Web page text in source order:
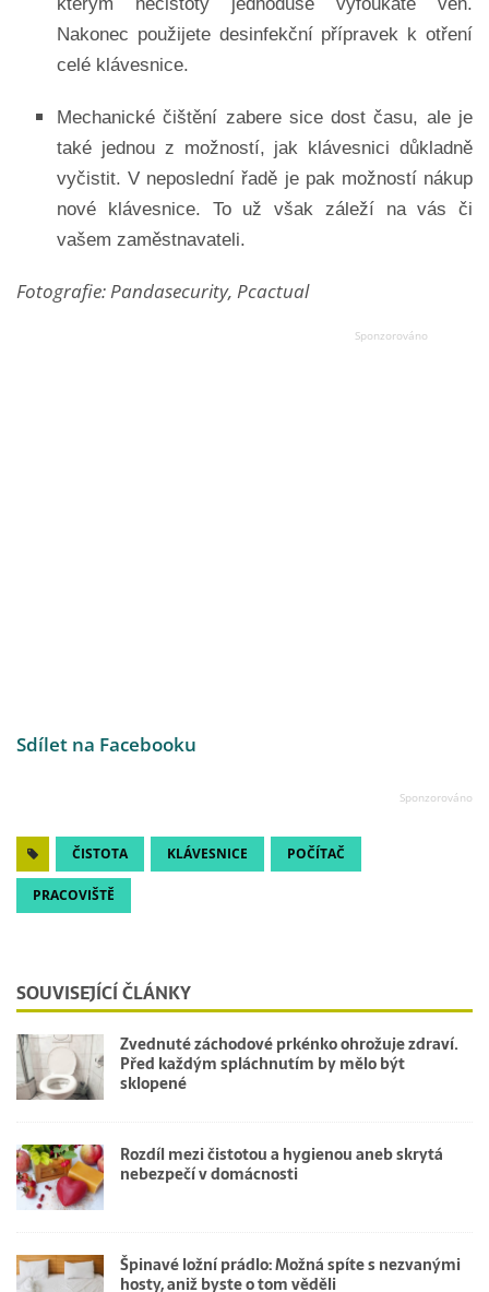
Nakonec použijete desinfekční přípravek k otření
celé klávesnice.
Mechanické čištění zabere sice dost času, ale je
také jednou z možností, jak klávesnici důkladně
vyčistit. V neposlední řadě je pak možností nákup
nové klávesnice. To už však záleží na vás či
vašem zaměstnavateli.
Fotografie: Pandasecurity, Pcactual
Sdílet na Facebooku
ČISTOTA KLÁVESNICE POČÍTAČ
PRACOVIŠTĚ
SOUVISEJÍCÍ ČLÁNKY
Zvednuté záchodové prkénko ohrožuje zdraví.
Před každým spláchnutím by mělo být
sklopené
Rozdíl mezi čistotou a hygienou aneb skrytá
nebezpečí v domácnosti
Špinavé ložní prádlo: Možná spíte s nezvanými
hosty, aniž byste o tom věděli